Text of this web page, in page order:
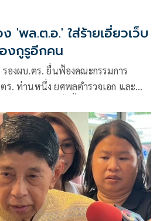
'พล.ต.อ.' ใส่ร้ายเอี่ยวเว็บ
งกูรูอีกคน
องผบ.ตร. ยื่นฟ้องคณะกรรมการ
ร. ท่านหนึ่ง ยศพลตำรวจเอก และ
ำนักงานตำรวจแห่งชาติ